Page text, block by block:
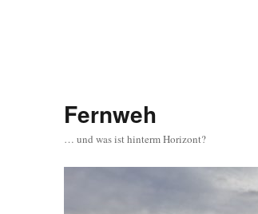
Fernweh
… und was ist hinterm Horizont?